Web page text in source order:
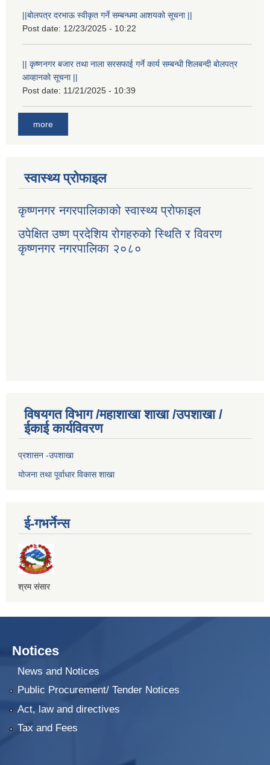
||बोलपत्र दरभाऊ स्वीकृत गर्ने सम्बन्धमा आशयको सूचना ||
Post date: 12/23/2025 - 10:22
|| कृष्णनगर बजार तथा नाला सरसफाई गर्ने कार्य सम्बन्धी शिलबन्दी बोलपत्र
आव्हानको सूचना ||
Post date: 11/21/2025 - 10:39
more
स्वास्थ्य प्रोफाइल
कृष्णनगर नगरपालिकाको स्वास्थ्य प्रोफाइल
उपेक्षित उष्ण प्रदेशिय रोगहरुको स्थिति र विवरण
कृष्णनगर नगरपालिका २०८०
विषयगत विभाग /महाशाखा शाखा /उपशाखा /
ईकाई कार्यविवरण
प्रशासन -उपशाखा
योजना तथा पूर्वाधार विकास शाखा
ई-गभर्नेन्स
श्रम संसार
Notices
News and Notices
Public Procurement/ Tender Notices
Act, law and directives
Tax and Fees